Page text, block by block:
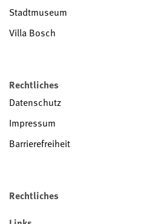
Stadtmuseum
Villa Bosch
Rechtliches
Datenschutz
Impressum
Barrierefreiheit
Rechtliches